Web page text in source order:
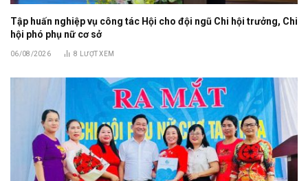
Tập huấn nghiệp vụ công tác Hội cho đội ngũ Chi hội trưởng, Chi
hội phó phụ nữ cơ sở
06/08/2026 8 LƯỢT XEM